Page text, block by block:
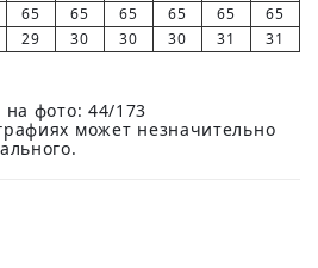
65 65 65 65 65
65
29 30 30 30 31 31
фото: 44/173
может незначительно